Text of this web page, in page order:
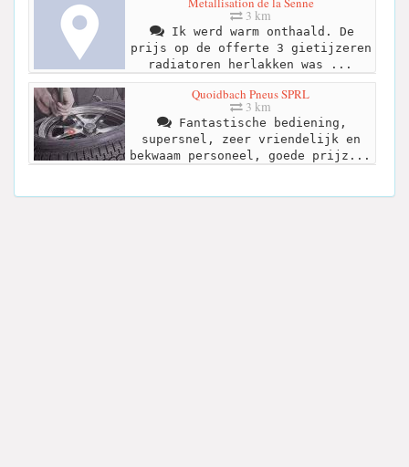
3 km
Ik werd warm onthaald. De
prijs op de offerte 3 gietijzeren
radiatoren herlakken was ...
Quoidbach Pneus SPRL
3 km
Fantastische bediening,
supersnel, zeer vriendelijk en
bekwaam personeel, goede prijz...